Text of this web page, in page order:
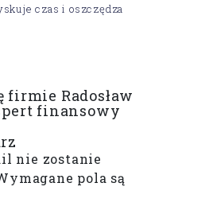
czas i oszczędza
Radosław
finansowy
nie zostanie
pola są